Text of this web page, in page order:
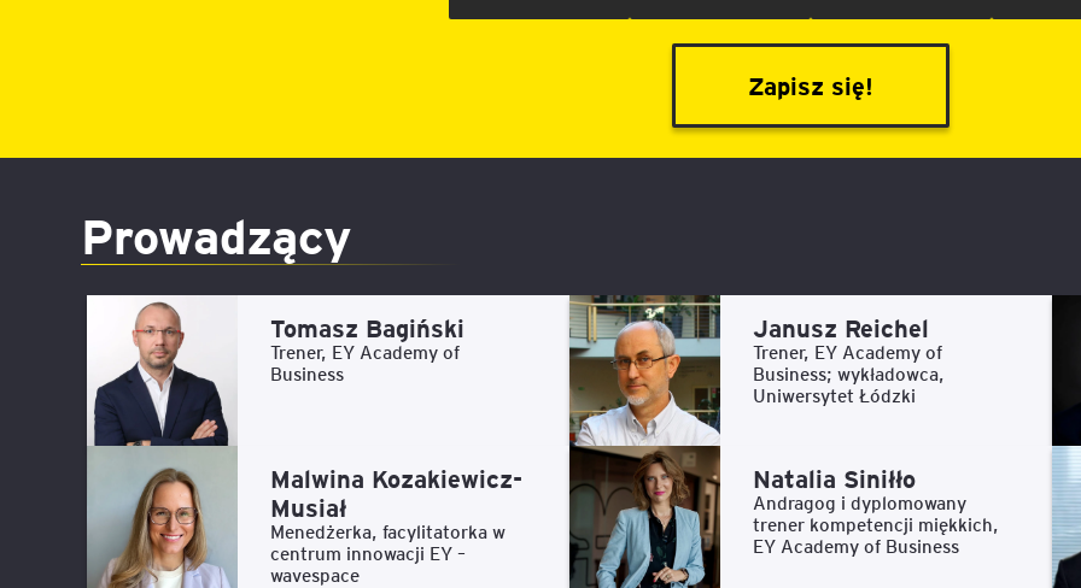
Zapisz się!
Prowadzący
Tomasz Bagiński
Trener, EY Academy of
Business
Janusz Reichel
Trener, EY Academy of
Business; wykładowca,
Uniwersytet Łódzki
Malwina Kozakiewicz-
Musiał
Menedżerka, facylitatorka w
centrum innowacji EY –
wavespace
Natalia Siniłło
Andragog i dyplomowany
trener kompetencji miękkich,
EY Academy of Business